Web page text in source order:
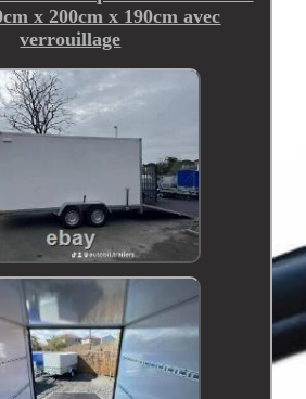
x 200cm x 190cm avec
verrouillage